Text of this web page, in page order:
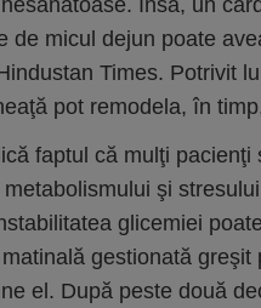
Însă, un
de micul dejun poate
Times. Potrivit
pot remodela, în
faptul că mulţi
şi
glicemiei
gestionată greşit
el. După peste două